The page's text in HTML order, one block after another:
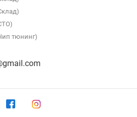
тюнинг)